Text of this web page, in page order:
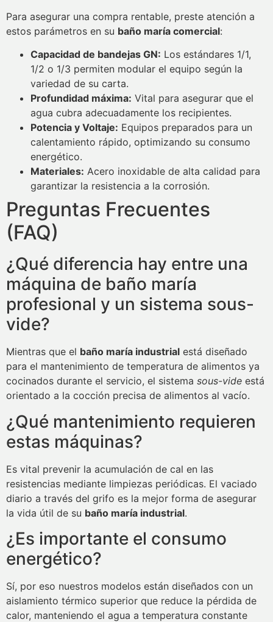
Para asegurar una compra rentable, preste atención a
estos parámetros en su baño maría comercial:
Capacidad de bandejas GN: Los estándares 1/1,
1/2 o 1/3 permiten modular el equipo según la
variedad de su carta.
Profundidad máxima: Vital para asegurar que el
agua cubra adecuadamente los recipientes.
Potencia y Voltaje: Equipos preparados para un
calentamiento rápido, optimizando su consumo
energético.
Materiales: Acero inoxidable de alta calidad para
garantizar la resistencia a la corrosión.
Preguntas Frecuentes
(FAQ)
¿Qué diferencia hay entre una
máquina de baño maría
profesional y un sistema sous-
vide?
Mientras que el baño maría industrial está diseñado
para el mantenimiento de temperatura de alimentos ya
cocinados durante el servicio, el sistema sous-vide está
orientado a la cocción precisa de alimentos al vacío.
¿Qué mantenimiento requieren
estas máquinas?
Es vital prevenir la acumulación de cal en las
resistencias mediante limpiezas periódicas. El vaciado
diario a través del grifo es la mejor forma de asegurar
la vida útil de su baño maría industrial.
¿Es importante el consumo
energético?
Sí, por eso nuestros modelos están diseñados con un
aislamiento térmico superior que reduce la pérdida de
calor, manteniendo el agua a temperatura constante